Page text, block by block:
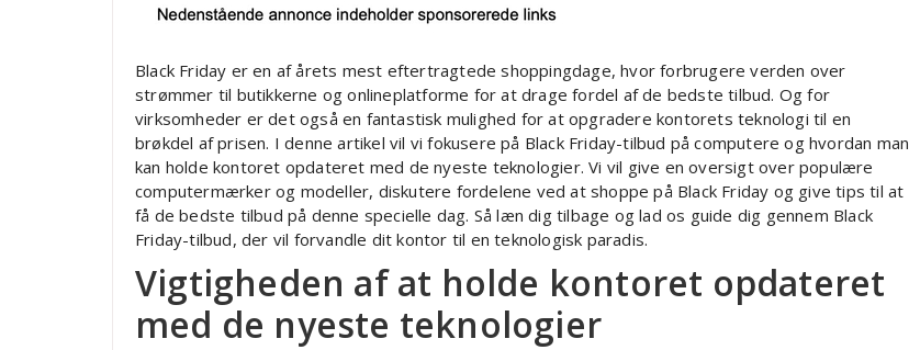
Black Friday er en af årets mest eftertragtede shoppingdage, hvor forbrugere verden over
strømmer til butikkerne og onlineplatforme for at drage fordel af de bedste tilbud. Og for
virksomheder er det også en fantastisk mulighed for at opgradere kontorets teknologi til en
brøkdel af prisen. I denne artikel vil vi fokusere på Black Friday-tilbud på computere og hvordan man
kan holde kontoret opdateret med de nyeste teknologier. Vi vil give en oversigt over populære
computermærker og modeller, diskutere fordelene ved at shoppe på Black Friday og give tips til at
få de bedste tilbud på denne specielle dag. Så læn dig tilbage og lad os guide dig gennem Black
Friday-tilbud, der vil forvandle dit kontor til en teknologisk paradis.
Vigtigheden af at holde kontoret opdateret
med de nyeste teknologier